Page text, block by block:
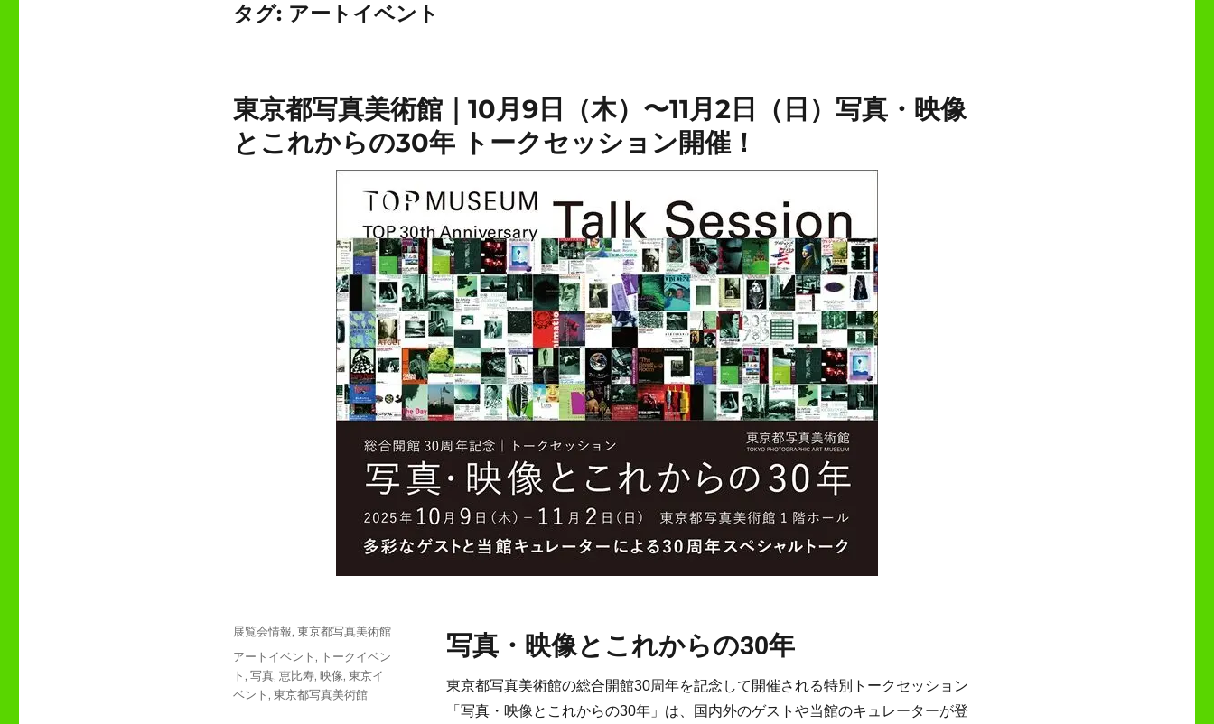
タグ: アートイベント
東京都写真美術館｜10月9日（木）〜11月2日（日）写真・映像
とこれからの30年 トークセッション開催！
写真・映像とこれからの30年
東京都写真美術館の総合開館30周年を記念して開催される特別トークセッション
「写真・映像とこれからの30年」は、国内外のゲストや当館のキュレーターが登
投
日:
カ
ゴ
展覧会情報, 東京都写真美術館
タ
グ
アートイベント , トークイベン
ト , 写真, 恵比寿, 映像, 東京イ
ベント , 東京都写真美術館